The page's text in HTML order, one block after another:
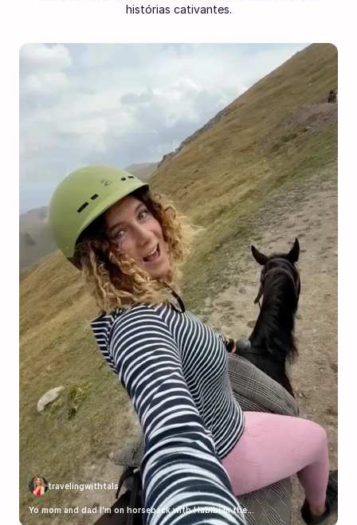
histórias cativantes.
travelingwithtals
Yo mom and dad I’m on horseback with Habibi in the...